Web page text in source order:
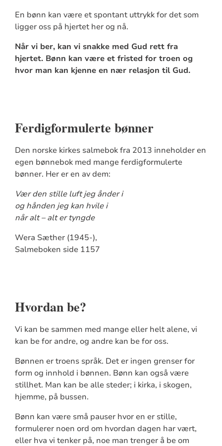
En bønn kan være et spontant uttrykk for det som
ligger oss på hjertet her og nå.
Når vi ber, kan vi snakke med Gud rett fra
hjertet. Bønn kan være et fristed for troen og
hvor man kan kjenne en nær relasjon til Gud.
Ferdigformulerte bønner
Den norske kirkes salmebok fra 2013 inneholder en
egen bønnebok med mange ferdigformulerte
bønner. Her er en av dem:
Vær den stille luft jeg ånder i
og hånden jeg kan hvile i
når alt – alt er tyngde
Wera Sæther (1945-),
Salmeboken side 1157
Hvordan be?
Vi kan be sammen med mange eller helt alene, vi
kan be for andre, og andre kan be for oss.
Bønnen er troens språk. Det er ingen grenser for
form og innhold i bønnen. Bønn kan også være
stillhet. Man kan be alle steder; i kirka, i skogen,
hjemme, på bussen.
Bønn kan være små pauser hvor en er stille,
formulerer noen ord om hvordan dagen har vært,
eller hva vi tenker på, noe man trenger å be om